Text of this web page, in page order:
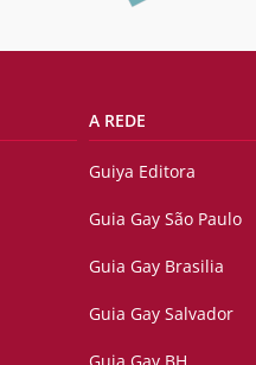
A REDE
Guiya Editora
Guia Gay São Paulo
Guia Gay Brasilia
Guia Gay Salvador